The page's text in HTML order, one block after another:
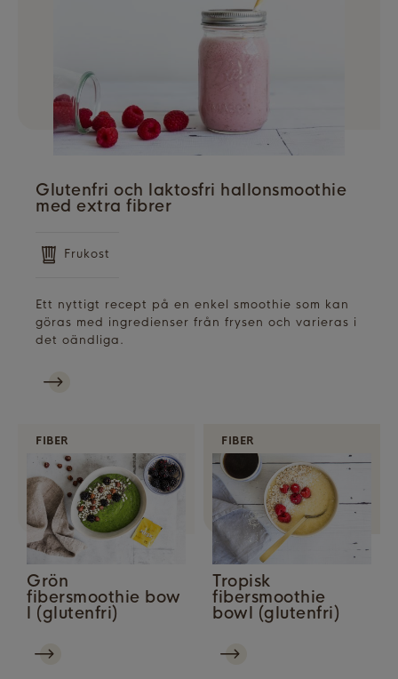
Glutenfri och laktosfri hallonsmoothie
med extra fibrer
Frukost
Ett nyttigt recept på en enkel smoothie som kan
göras med ingredienser från frysen och varieras i
det oändliga.
FIBER
Grön
fibersmoothie bow
l (glutenfri)
FIBER
Tropisk
fibersmoothie
bowl (glutenfri)